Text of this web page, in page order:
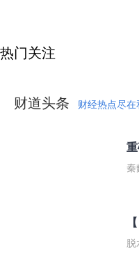
热门关注
财道头条 财经热点尽在
秦
脱